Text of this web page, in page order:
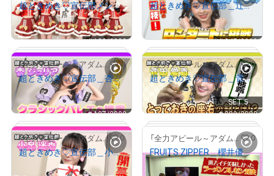
# 133/2000
超ときめき♡宣伝部メンバー全員のサイン入り写真
¥500
# 245/2000
超ときめき♡宣伝部＿辻野かなみ 「ロンダート」に挑戦！
¥500
# 107/2000
「全力アピール～アダムシアター～」NFTストア 0
超ときめき♡宣伝部＿杏ジュリア 華麗なるバレエ姿を披露！
¥500
SET 5
# 389/2000
「全力アピール～アダムシアター～」NFTストア 0
超ときめき♡宣伝部＿菅田愛貴 あきちゃんの“座右の銘”！
セット価格 ¥500
「全力アピール～アダムシアター～」NFTストア 0
超ときめき♡宣伝部＿小泉遥香 バレンタイン♡一人芝居
「全力アピール～アダムシアター～」NFTストア 0
FRUITS ZIPPER＿櫻井優衣「至福のラーメン」
¥ 500